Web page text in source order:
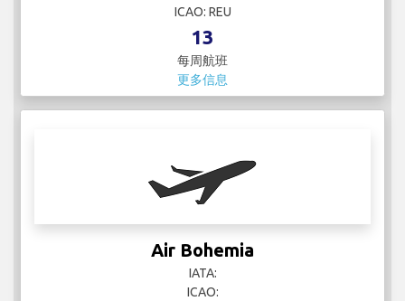
ICAO: REU
13
每周航班
更多信息
Air Bohemia
IATA:
ICAO: